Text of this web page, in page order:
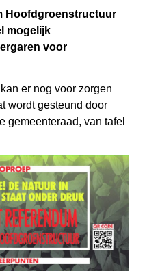
Hoofdgroenstructuur
mogelijk
voor
er nog voor zorgen
wordt gesteund door
gemeenteraad, van tafel